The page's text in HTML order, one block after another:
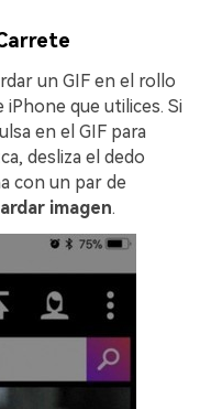
un GIF en el rollo
iPhone que utilices. Si
en el GIF para
desliza el dedo
con un par de
imagen.